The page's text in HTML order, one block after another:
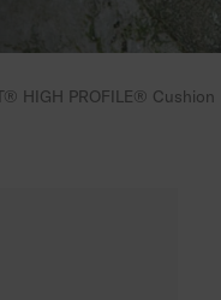
HIGH PROFILE® Cushion